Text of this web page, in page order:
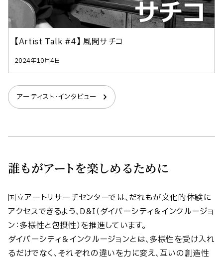
【Artist Talk #4】 風間サチコ
2024年10月4日
アーティスト・インタビュー
誰もがアートを楽しめるために
国立アートリサーチセンターでは、だれもが文化的体験に
アクセスできるよう、D&I（ダイバーシティ＆インクルージョ
ン：多様性と包摂性）を推進しています。
ダイバーシティ＆インクルージョンとは、多様性を受け入れ
るだけでなく、それぞれの違いを力に変え、互いの創造性